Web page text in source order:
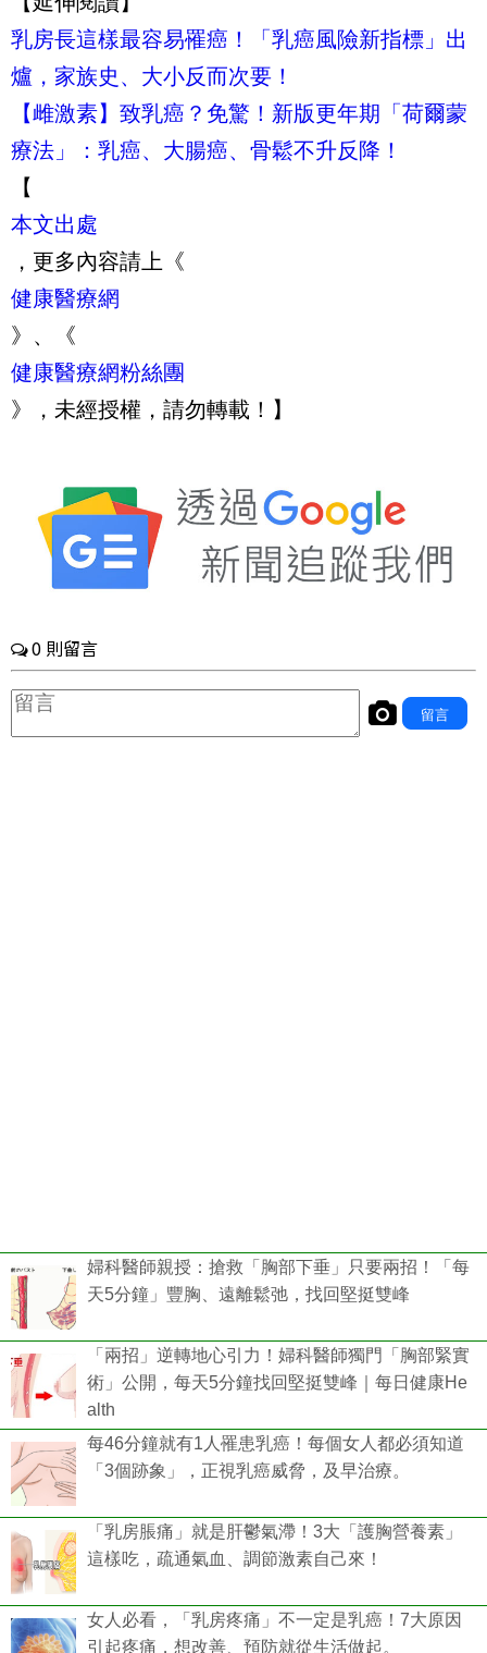
乳房長這樣最容易罹癌！「乳癌風險新指標」出
爐，家族史、大小反而次要！
【雌激素】致乳癌？免驚！新版更年期「荷爾蒙
療法」：乳癌、大腸癌、骨鬆不升反降！
【
本文出處
，更多內容請上《
健康醫療網
》、《
健康醫療網粉絲團
》，未經授權，請勿轉載！】
婦科醫師親授：搶救「胸部下垂」只要兩招！「每
天5分鐘」豐胸、遠離鬆弛，找回堅挺雙峰
「兩招」逆轉地心引力！婦科醫師獨門「胸部緊實
術」公開，每天5分鐘找回堅挺雙峰｜每日健康He
alth
每46分鐘就有1人罹患乳癌！每個女人都必須知道
「3個跡象」，正視乳癌威脅，及早治療。
「乳房脹痛」就是肝鬱氣滯！3大「護胸營養素」
這樣吃，疏通氣血、調節激素自己來！
女人必看，「乳房疼痛」不一定是乳癌！7大原因
引起疼痛，想改善、預防就從生活做起。